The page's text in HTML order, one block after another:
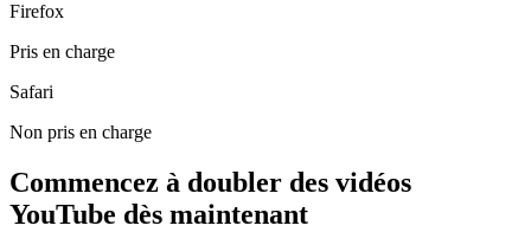
Firefox
Pris en charge
Safari
Non pris en charge
Commencez à doubler des vidéos
YouTube dès maintenant